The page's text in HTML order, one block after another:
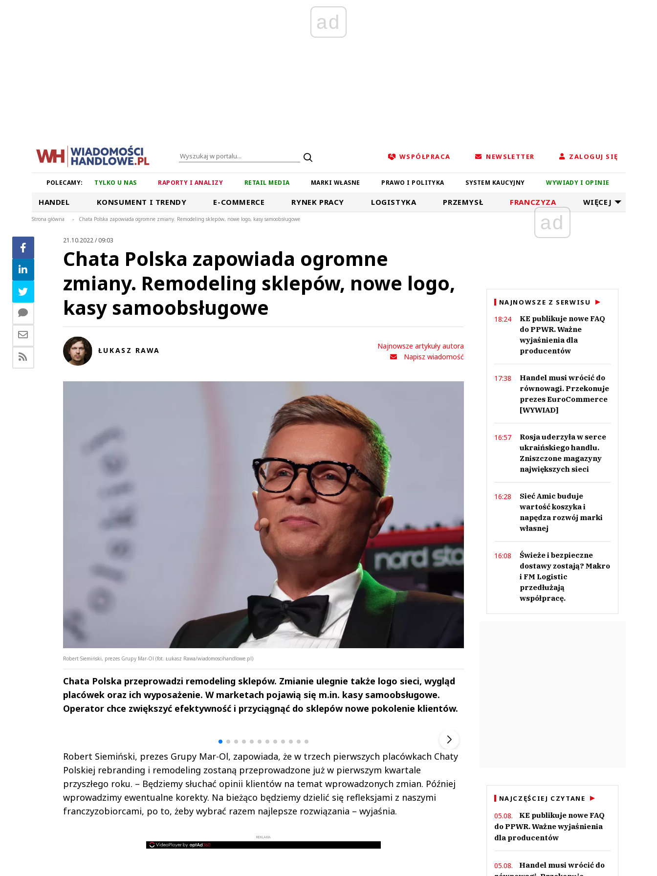
ad
WSPÓŁPRACA NEWSLETTER ZALOGUJ SIĘ
POLECAMY: TYLKO U NAS RAPORTY I ANALIZY RETAIL MEDIA MARKI WŁASNE PRAWO I POLITYKA SYSTEM KAUCYJNY WYWIADY I OPINIE
HANDEL KONSUMENT I TRENDY E-COMMERCE RYNEK PRACY LOGISTYKA PRZEMYSŁ FRANCZYZA WIĘCEJ
Strona główna > Chata Polska zapowiada ogromne zmiany. Remodeling sklepów, nowe logo, kasy samoobsługowe
21.10.2022 / 09:03
Chata Polska zapowiada ogromne
zmiany. Remodeling sklepów, nowe logo,
kasy samoobsługowe
ŁUKASZ RAWA
Najnowsze artykuły autora
Napisz wiadomość
Robert Siemiński, prezes Grupy Mar-Ol (fot. Łukasz Rawa/wiadomoscihandlowe.pl)
Chata Polska przeprowadzi remodeling sklepów. Zmianie ulegnie także logo sieci, wygląd
placówek oraz ich wyposażenie. W marketach pojawią się m.in. kasy samoobsługowe.
Operator chce zwiększyć efektywność i przyciągnąć do sklepów nowe pokolenie klientów.
Robert Siemiński, prezes Grupy Mar-Ol, zapowiada, że w trzech pierwszych placówkach Chaty
Polskiej rebranding i remodeling zostaną przeprowadzone już w pierwszym kwartale
przyszłego roku. – Będziemy słuchać opinii klientów na temat wprowadzonych zmian. Później
wprowadzimy ewentualne korekty. Na bieżąco będziemy dzielić się refleksjami z naszymi
franczyzobiorcami, po to, żeby wybrać razem najlepsze rozwiązania – wyjaśnia.
REKLAMA
Andrzej i Marta
Marta i Andrzej
Michał Stężalski
ad
NAJNOWSZE Z SERWISU
18:24
KE publikuje nowe FAQ
do PPWR. Ważne
wyjaśnienia dla
producentów
17:38
Handel musi wrócić do
równowagi. Przekonuje
prezes EuroCommerce
[WYWIAD]
16:57
Rosja uderzyła w serce
ukraińskiego handlu.
Zniszczone magazyny
największych sieci
16:28
Sieć Amic buduje
wartość koszyka i
napędza rozwój marki
własnej
16:08
Świeże i bezpieczne
dostawy zostają? Makro
i FM Logistic
przedłużają
współpracę.
NAJCZĘŚCIEJ CZYTANE
05.08.
KE publikuje nowe FAQ
do PPWR. Ważne wyjaśnienia
dla producentów
05.08.
Handel musi wrócić do